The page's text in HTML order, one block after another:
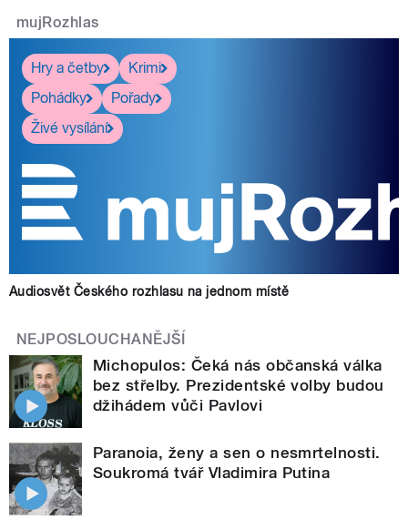
mujRozhlas
Hry a četby
Krimi
Pohádky
Pořady
Živé vysílání
Audiosvět Českého rozhlasu na jednom místě
NEJPOSLOUCHANĚJŠÍ
Michopulos: Čeká nás občanská válka
bez střelby. Prezidentské volby budou
džihádem vůči Pavlovi
Paranoia, ženy a sen o nesmrtelnosti.
Soukromá tvář Vladimira Putina